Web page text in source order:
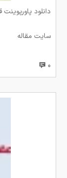
دانلود
سایت مقاله
0